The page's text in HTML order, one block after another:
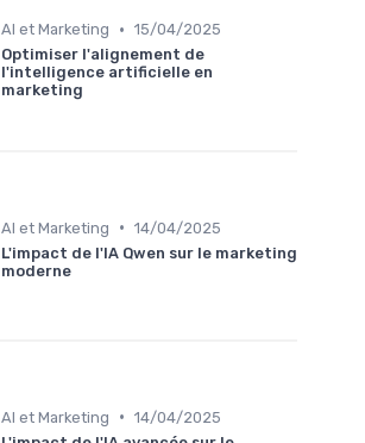
AI et Marketing • 15/04/2025
Optimiser l'alignement de
l'intelligence artificielle en
marketing
AI et Marketing • 14/04/2025
L'impact de l'IA Qwen sur le marketing
moderne
AI et Marketing • 14/04/2025